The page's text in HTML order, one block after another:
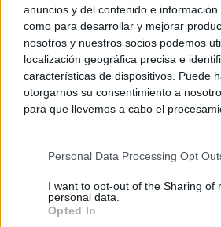
anuncios y del contenido e
como para desarrollar y mejorar
nosotros y nuestros socios podemos
localización geográfica precisa e
características de dispositivos. Puede
otorgarnos su consentimiento a
para que llevemos a cabo el
negar su consentimiento. Tenga en
de su consentimiento, pero usted tiene
rechazar tal procesamiento. Sus
Personal Data Processing Opt
I want to opt-out of the Sharing of
personal data.
Opted In